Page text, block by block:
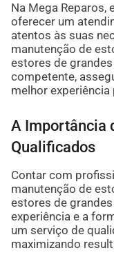
Na Mega
oferecer um
atentos às suas
manutenção de
estores de
competente,
melhor experiência
A Importância
Qualificados
Contar com
manutenção de
estores de
experiência e a
um serviço de
maximizando